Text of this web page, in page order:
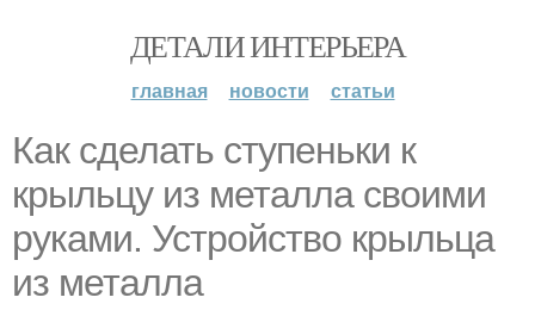
ДЕТАЛИ ИНТЕРЬЕРА
главная новости статьи
Как сделать ступеньки к
крыльцу из металла своими
руками. Устройство крыльца
из металла